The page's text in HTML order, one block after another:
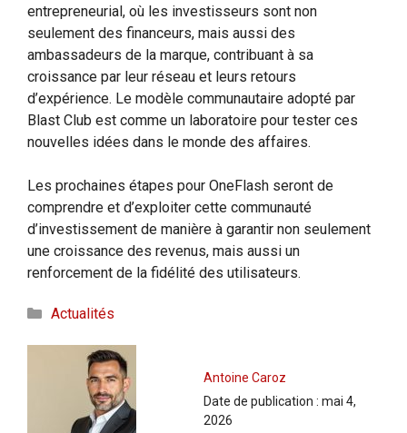
entrepreneurial, où les investisseurs sont non
seulement des financeurs, mais aussi des
ambassadeurs de la marque, contribuant à sa
croissance par leur réseau et leurs retours
d’expérience. Le modèle communautaire adopté par
Blast Club est comme un laboratoire pour tester ces
nouvelles idées dans le monde des affaires.
Les prochaines étapes pour OneFlash seront de
comprendre et d’exploiter cette communauté
d’investissement de manière à garantir non seulement
une croissance des revenus, mais aussi un
renforcement de la fidélité des utilisateurs.
Catégories
Actualités
Antoine Caroz
Date de publication : mai 4,
2026